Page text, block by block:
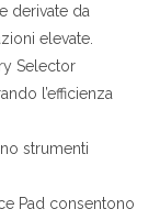
derivate da
elevate.
Selector
l’efficienza
strumenti
Pad consentono